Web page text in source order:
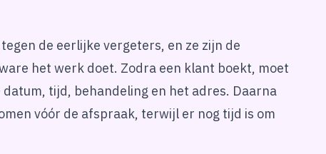
de eerlijke vergeters, en ze zijn de
het werk doet. Zodra een klant boekt, moet
tijd, behandeling en het adres. Daarna
vóór de afspraak, terwijl er nog tijd is om